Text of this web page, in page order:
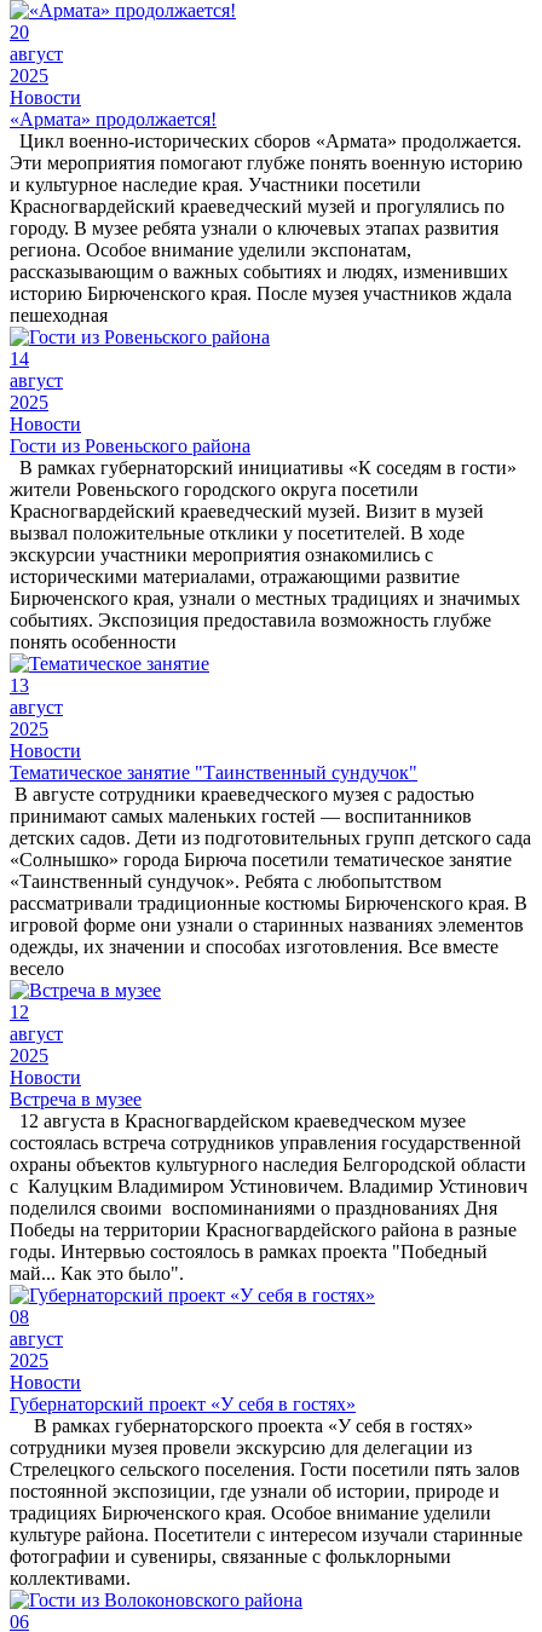
20
август
2025
Новости
«Армата» продолжается!
Цикл военно-исторических сборов «Армата» продолжается.
Эти мероприятия помогают глубже понять военную историю
и культурное наследие края. Участники посетили
Красногвардейский краеведческий музей и прогулялись по
городу. В музее ребята узнали о ключевых этапах развития
региона. Особое внимание уделили экспонатам,
рассказывающим о важных событиях и людях, изменивших
историю Бирюченского края. После музея участников ждала
пешеходная
14
август
2025
Новости
Гости из Ровеньского района
В рамках губернаторский инициативы «К соседям в гости»
жители Ровеньского городского округа посетили
Красногвардейский краеведческий музей. Визит в музей
вызвал положительные отклики у посетителей. В ходе
экскурсии участники мероприятия ознакомились с
историческими материалами, отражающими развитие
Бирюченского края, узнали о местных традициях и значимых
событиях. Экспозиция предоставила возможность глубже
понять особенности
13
август
2025
Новости
Тематическое занятие "Таинственный сундучок"
В августе сотрудники краеведческого музея с радостью
принимают самых маленьких гостей — воспитанников
детских садов. Дети из подготовительных групп детского сада
«Солнышко» города Бирюча посетили тематическое занятие
«Таинственный сундучок». Ребята с любопытством
рассматривали традиционные костюмы Бирюченского края. В
игровой форме они узнали о старинных названиях элементов
одежды, их значении и способах изготовления. Все вместе
весело
12
август
2025
Новости
Встреча в музее
12 августа в Красногвардейском краеведческом музее
состоялась встреча сотрудников управления государственной
охраны объектов культурного наследия Белгородской области
с Калуцким Владимиром Устиновичем. Владимир Устинович
поделился своими воспоминаниями о празднованиях Дня
Победы на территории Красногвардейского района в разные
годы. Интервью состоялось в рамках проекта "Победный
май... Как это было".
08
август
2025
Новости
Губернаторский проект «У себя в гостях»
В рамках губернаторского проекта «У себя в гостях»
сотрудники музея провели экскурсию для делегации из
Стрелецкого сельского поселения. Гости посетили пять залов
постоянной экспозиции, где узнали об истории, природе и
традициях Бирюченского края. Особое внимание уделили
культуре района. Посетители с интересом изучали старинные
фотографии и сувениры, связанные с фольклорными
коллективами.
06